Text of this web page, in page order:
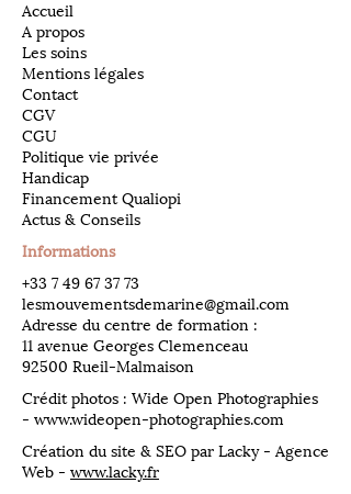
Accueil
A propos
Les soins
Mentions légales
Contact
CGV
CGU
Politique vie privée
Handicap
Financement Qualiopi
Actus & Conseils
Informations
​+33 7 49 67 37 73
lesmouvementsdemarine@gmail.com
Adresse du centre de formation :
11 avenue Georges Clemenceau
92500 Rueil-Malmaison
Crédit photos : Wide Open Photographies
- www.wideopen-photographies.com
Création du site & SEO par Lacky - Agence
Web - www.lacky.fr